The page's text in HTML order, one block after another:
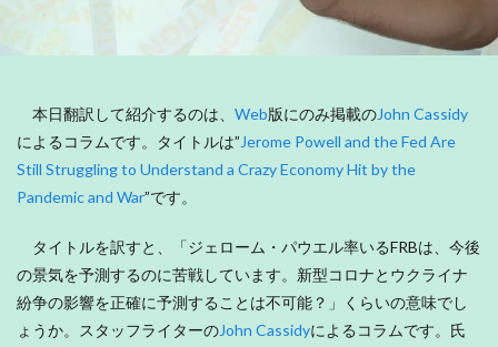
本日翻訳して紹介するのは、 Web版にのみ掲載のJohn Cassidy
によるコラムです。タイトルは” Jerome Powell and the Fed Are
Still Struggling to Understand a Crazy Economy Hit by the
Pandemic and War”です。
タイトルを訳すと、「ジェローム・パウエル率いるFRBは、今後
の景気を予測するのに苦戦しています。新型コロナとウクライナ
紛争の影響を正確に予測することは不可能？」くらいの意味でし
ょうか。スタッフライターのJohn Cassidyによるコラムです。氏